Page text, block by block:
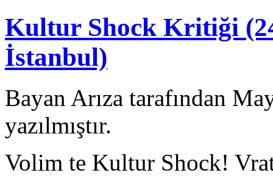
Kultur Shock Kritiği
İstanbul)
Bayan Arıza tarafından
yazılmıştır.
Volim te Kultur Shock!